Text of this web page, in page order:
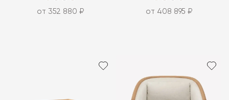
от 352 880 ₽ от 408 895 ₽